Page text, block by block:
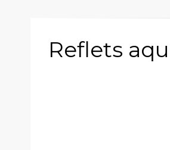
Reflets